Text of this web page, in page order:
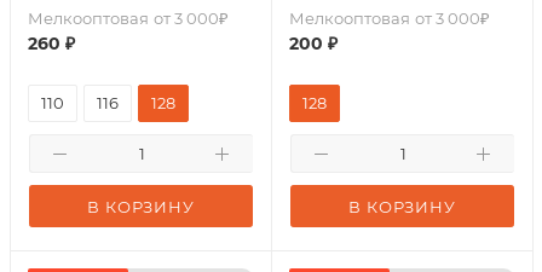
Мелкооптовая от 3 000₽
260 ₽
В КОРЗИНУ
110 116 128
Мелкооптовая от 3 000₽
200 ₽
В КОРЗИНУ
128